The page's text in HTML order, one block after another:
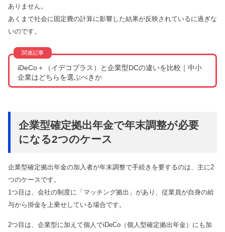
ありません。
あくまで社会に固定費の計算に影響した結果が反映されているに過ぎな
いのです。
iDeCo＋（イデコプラス）と企業型DCの違いを比較｜中小
企業はどちらを選ぶべきか
企業型確定拠出年金で年末調整が必要
になる2つのケース
企業型確定拠出年金の加入者が年末調整で手続きを要するのは、主に2
つのケースです。
1つ目は、会社の制度に「マッチング拠出」があり、従業員が自身の給
与から掛金を上乗せしている場合です。
2つ目は、企業型に加えて個人でiDeCo（個人型確定拠出年金）にも加